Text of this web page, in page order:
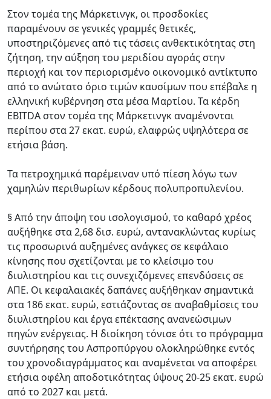
Στον τομέα της Μάρκετινγκ, οι προσδοκίες
παραμένουν σε γενικές γραμμές θετικές,
υποστηριζόμενες από τις τάσεις ανθεκτικότητας στη
ζήτηση, την αύξηση του μεριδίου αγοράς στην
περιοχή και τον περιορισμένο οικονομικό αντίκτυπο
από το ανώτατο όριο τιμών καυσίμων που επέβαλε η
ελληνική κυβέρνηση στα μέσα Μαρτίου. Τα κέρδη
EBITDA στον τομέα της Μάρκετινγκ αναμένονται
περίπου στα 27 εκατ. ευρώ, ελαφρώς υψηλότερα σε
ετήσια βάση.
Τα πετροχημικά παρέμειναν υπό πίεση λόγω των
χαμηλών περιθωρίων κέρδους πολυπροπυλενίου.
§ Από την άποψη του ισολογισμού, το καθαρό χρέος
αυξήθηκε στα 2,68 δισ. ευρώ, αντανακλώντας κυρίως
τις προσωρινά αυξημένες ανάγκες σε κεφάλαιο
κίνησης που σχετίζονται με το κλείσιμο του
διυλιστηρίου και τις συνεχιζόμενες επενδύσεις σε
ΑΠΕ. Οι κεφαλαιακές δαπάνες αυξήθηκαν σημαντικά
στα 186 εκατ. ευρώ, εστιάζοντας σε αναβαθμίσεις του
διυλιστηρίου και έργα επέκτασης ανανεώσιμων
πηγών ενέργειας. Η διοίκηση τόνισε ότι το πρόγραμμα
συντήρησης του Ασπροπύργου ολοκληρώθηκε εντός
του χρονοδιαγράμματος και αναμένεται να αποφέρει
ετήσια οφέλη αποδοτικότητας ύψους 20-25 εκατ. ευρώ
από το 2027 και μετά.